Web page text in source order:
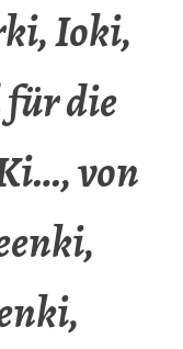
Ioki,
die
von